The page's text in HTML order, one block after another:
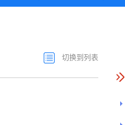
切换到列表